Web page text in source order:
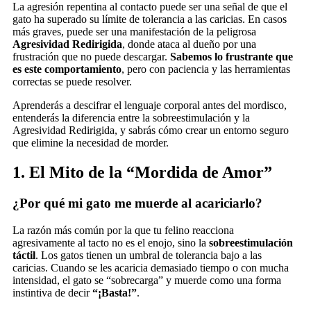
La agresión repentina al contacto puede ser una señal de que el
gato ha superado su límite de tolerancia a las caricias. En casos
más graves, puede ser una manifestación de la peligrosa
Agresividad Redirigida, donde ataca al dueño por una
frustración que no puede descargar. Sabemos lo frustrante que
es este comportamiento, pero con paciencia y las herramientas
correctas se puede resolver.
Aprenderás a descifrar el lenguaje corporal antes del mordisco,
entenderás la diferencia entre la sobreestimulación y la
Agresividad Redirigida, y sabrás cómo crear un entorno seguro
que elimine la necesidad de morder.
1. El Mito de la “Mordida de Amor”
¿Por qué mi gato me muerde al acariciarlo?
La razón más común por la que tu felino reacciona
agresivamente al tacto no es el enojo, sino la sobreestimulación
táctil. Los gatos tienen un umbral de tolerancia bajo a las
caricias. Cuando se les acaricia demasiado tiempo o con mucha
intensidad, el gato se “sobrecarga” y muerde como una forma
instintiva de decir“¡Basta!”.